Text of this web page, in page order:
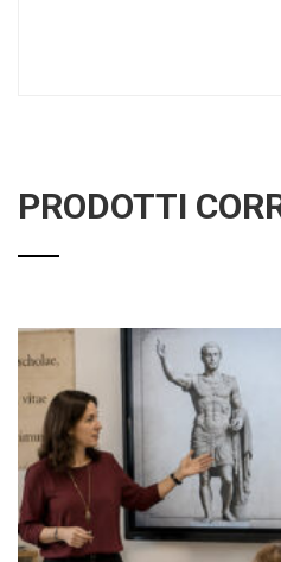
PRODOTTI